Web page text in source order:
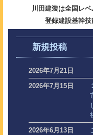
川田建装は全国レ
登録建設基幹
新規投稿
2026年7月21日
2026年7月15日
2026年6月13日